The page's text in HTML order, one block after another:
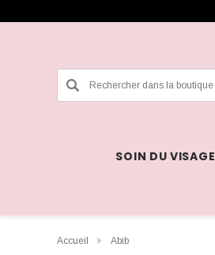
Rechercher
SOIN DU VISAGE
Accueil Abib